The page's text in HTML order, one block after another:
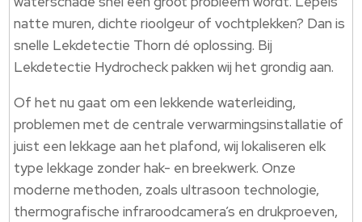
natte muren, dichte rioolgeur of vochtplekken? Dan is
snelle Lekdetectie Thorn dé oplossing. Bij
Lekdetectie Hydrocheck pakken wij het grondig aan.
Of het nu gaat om een lekkende waterleiding,
problemen met de centrale verwarmingsinstallatie of
juist een lekkage aan het plafond, wij lokaliseren elk
type lekkage zonder hak- en breekwerk. Onze
moderne methoden, zoals ultrasoon technologie,
thermografische infraroodcamera’s en drukproeven,